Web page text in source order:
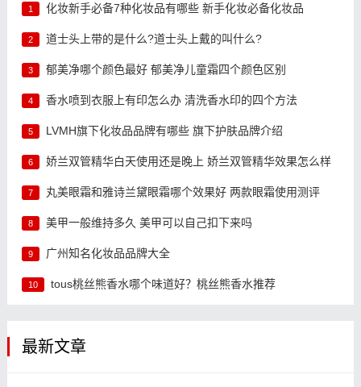
1 化妆新手必备7种化妆品有哪些 新手化妆必备化妆品
2 道士头上带的是什么?道士头上戴的叫什么?
3 郁美净哪个颜色最好 郁美净儿童霜四个颜色区别
4 香水喷到衣服上有印怎么办 清洗香水印的四个方法
5 LVMH旗下化妆品品牌有哪些 旗下护肤品牌介绍
6 娇兰双管精华白天使用还是晚上 娇兰双管精华效果怎么样
7 丸美眼霜和雅诗兰黛眼霜哪个效果好 两款眼霜使用测评
8 美甲一般维持多久 美甲可以自己扣下来吗
9 广州知名化妆品品牌大全
10 tous桃丝熊香水哪个味道好？桃丝熊香水推荐
最新文章